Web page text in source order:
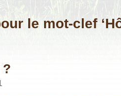
le mot-clef
?